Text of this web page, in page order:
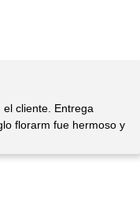
cliente. Entrega
florarm fue hermoso y